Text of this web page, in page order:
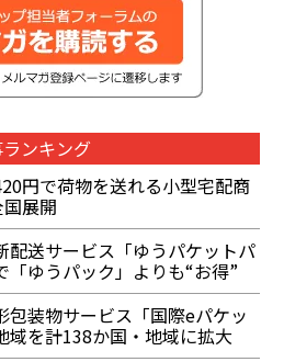
ンキング
円で荷物を送れる小型宅配商
展開
配送サービス「ゆうパケットパ
「ゆうパック」よりも“お得”
包装物サービス「国際eパケッ
域を計138か国・地域に拡大